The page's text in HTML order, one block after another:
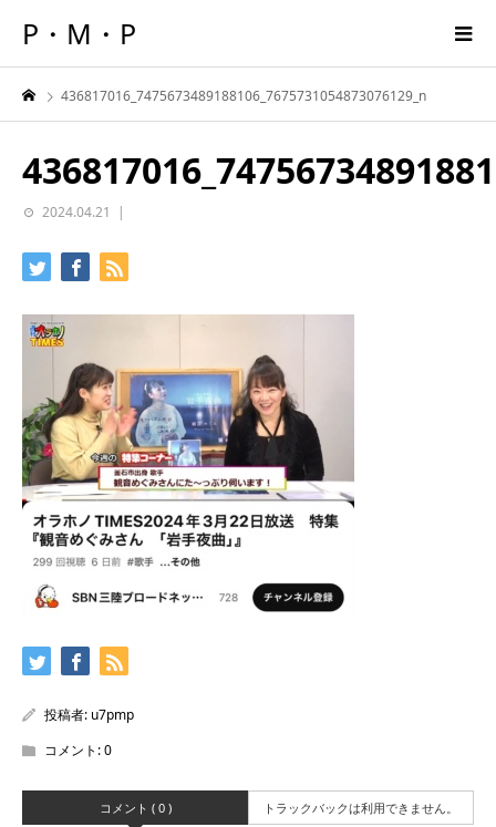
P・M・P
436817016_7475673489188106_7675731054873076129_n
2024.04.21
投稿者: u7pmp
コメント:0
コメント ( 0 ) トラックバックは利用できません。